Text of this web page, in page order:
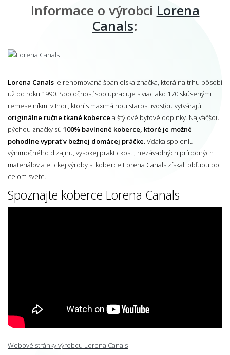
Informace o výrobci Lorena
Canals:
Lorena Canals je renomovaná španielska značka, ktorá na trhu pôsobí
už od roku 1990. Spoločnosť spolupracuje s viac ako 170 skúsenými
remeselníkmi v Indii, ktorí s maximálnou starostlivosťou vytvárajú
originálne ručne tkané koberce a štýlové bytové doplnky. Najväčšou
pýchou značky sú 100% bavlnené koberce, ktoré je možné
pohodlne vyprať v bežnej domácej práčke. Vďaka spojeniu
výnimočného dizajnu, vysokej praktickosti, nezávadných prírodných
materiálov a etickej výroby si koberce Lorena Canals získali obľubu po
celom svete.
Spoznajte koberce Lorena Canals
Webové stránky výrobcu Lorena Canals